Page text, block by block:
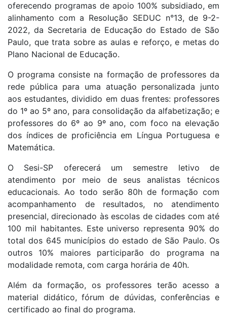
oferecendo programas de apoio 100% subsidiado, em
alinhamento com a Resolução SEDUC n°13, de 9-2-
2022, da Secretaria de Educação do Estado de São
Paulo, que trata sobre as aulas e reforço, e metas do
Plano Nacional de Educação.
O programa consiste na formação de professores da
rede pública para uma atuação personalizada junto
aos estudantes, dividido em duas frentes: professores
do 1º ao 5º ano, para consolidação da alfabetização; e
professores do 6º ao 9º ano, com foco na elevação
dos índices de proficiência em Língua Portuguesa e
Matemática.
O Sesi-SP oferecerá um semestre letivo de
atendimento por meio de seus analistas técnicos
educacionais. Ao todo serão 80h de formação com
acompanhamento de resultados, no atendimento
presencial, direcionado às escolas de cidades com até
100 mil habitantes. Este universo representa 90% do
total dos 645 municípios do estado de São Paulo. Os
outros 10% maiores participarão do programa na
modalidade remota, com carga horária de 40h.
Além da formação, os professores terão acesso a
material didático, fórum de dúvidas, conferências e
certificado ao final do programa.